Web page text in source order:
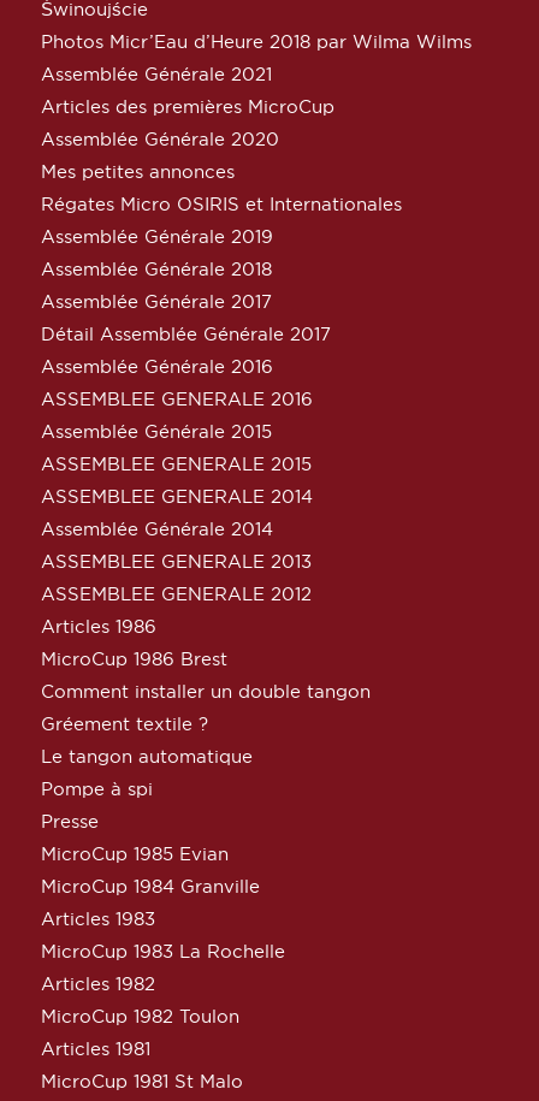
Świnoujście
Photos Micr’Eau d’Heure 2018 par Wilma Wilms
Assemblée Générale 2021
Articles des premières MicroCup
Assemblée Générale 2020
Mes petites annonces
Régates Micro OSIRIS et Internationales
Assemblée Générale 2019
Assemblée Générale 2018
Assemblée Générale 2017
Détail Assemblée Générale 2017
Assemblée Générale 2016
ASSEMBLEE GENERALE 2016
Assemblée Générale 2015
ASSEMBLEE GENERALE 2015
ASSEMBLEE GENERALE 2014
Assemblée Générale 2014
ASSEMBLEE GENERALE 2013
ASSEMBLEE GENERALE 2012
Articles 1986
MicroCup 1986 Brest
Comment installer un double tangon
Gréement textile ?
Le tangon automatique
Pompe à spi
Presse
MicroCup 1985 Evian
MicroCup 1984 Granville
Articles 1983
MicroCup 1983 La Rochelle
Articles 1982
MicroCup 1982 Toulon
Articles 1981
MicroCup 1981 St Malo